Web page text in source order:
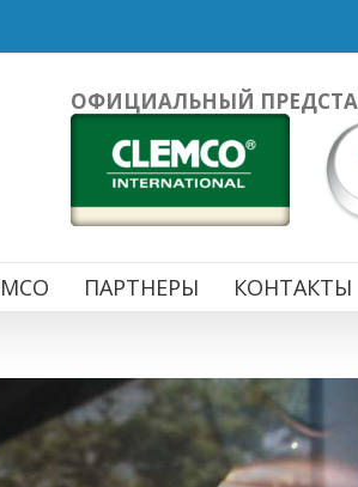
ОФИЦИАЛЬНЫЙ
ПАРТНЕРЫ КОНТАКТЫ